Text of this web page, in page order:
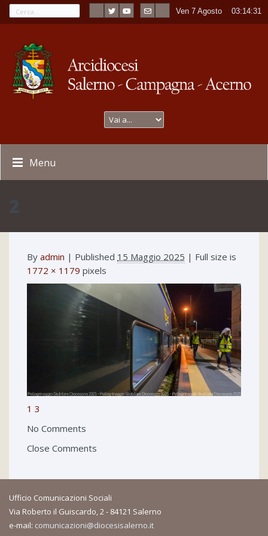
Ven 7 Agosto ----03:14:31
Menu
By admin | Published 15 Maggio 2025 | Full size is
1772 × 1179 pixels
1 3
No Comments
Close Comments
Ufficio Comunicazioni Sociali
Via Roberto il Guiscardo, 2 - 84121 Salerno
e-mail: comunicazioni@diocesisalerno.it